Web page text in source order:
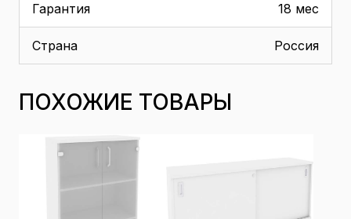
Гарантия 18 мес
Страна Россия
ПОХОЖИЕ ТОВАРЫ